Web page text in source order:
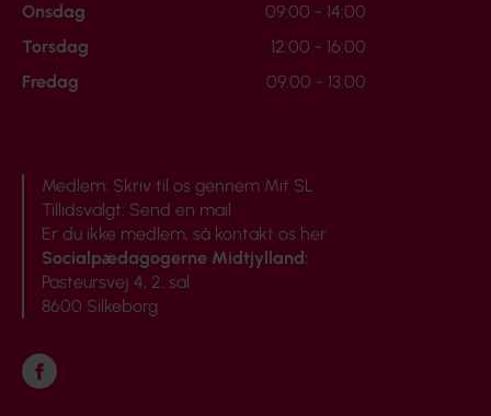
Onsdag
09:00 - 14:00
Torsdag
12:00 - 16:00
Fredag
09:00 - 13:00
Medlem: Skriv til os gennem Mit SL
Tillidsvalgt: Send en mail
Er du ikke medlem, så kontakt os her
Socialpædagogerne Midtjylland:
Pasteursvej 4, 2. sal
8600 Silkeborg
Følg os på Facebook